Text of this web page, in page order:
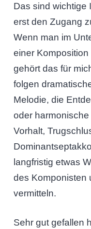
Das sind wichtige
erst den Zugang
Wenn man im
einer
gehört das für
folgen
Melodie, die
oder
Vorhalt,
langfristig etwas
des Komponisten
vermitteln.
Sehr gut gefallen